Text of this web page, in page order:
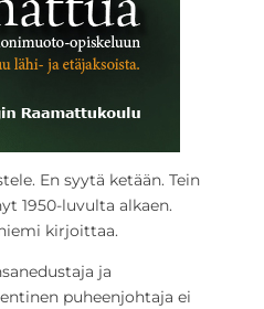
En syytä ketään. Tein
1950-luvulta alkaen.
kirjoittaa.
ja
puheenjohtaja ei